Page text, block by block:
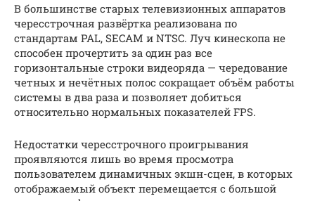
В большинстве старых телевизионных аппаратов
чересстрочная развёртка реализована по
стандартам PAL, SECAM и NTSC. Луч кинескопа не
способен прочертить за один раз все
горизонтальные строки видеоряда — чередование
четных и нечётных полос сокращает объём работы
системы в два раза и позволяет добиться
относительно нормальных показателей FPS.
Недостатки чересстрочного проигрывания
проявляются лишь во время просмотра
пользователем динамичных экшн-сцен, в которых
отображаемый объект перемещается с большой